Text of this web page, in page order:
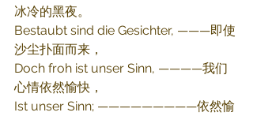
冰冷的黑夜。
Bestaubt sind die Gesichter, ———即使
沙尘扑面而来，
Doch froh ist unser Sinn, ————我们
心情依然愉快，
Ist unser Sinn; —————————依然愉